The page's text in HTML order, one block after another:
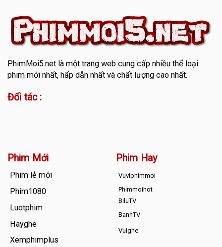
PhimMoi5.netlà một trang web cung cấp nhiều thể loại
phim mới nhất, hấp dẫn nhất và chất lượng cao nhất.
Đối tác :
Phim Mới
Phim lẻ mới
Phim1080
Luotphim
Hayghe
Xemphimplus
Phim Hay
Vuviphimmoi
Phimmoihot
BiluTV
BanhTV
Vuighe